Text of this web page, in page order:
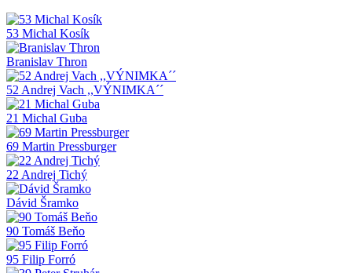
53 Michal Kosík
Branislav Thron
52 Andrej Vach ,,VÝNIMKA´´
21 Michal Guba
69 Martin Pressburger
22 Andrej Tichý
Dávid Šramko
90 Tomáš Beňo
95 Filip Forró